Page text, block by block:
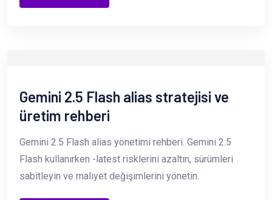
Gemini 2.5 Flash alias stratejisi ve
üretim rehberi
Gemini 2.5 Flash alias yönetimi rehberi. Gemini 2.5
Flash kullanırken -latest risklerini azaltın, sürümleri
sabitleyin ve maliyet değişimlerini yönetin.